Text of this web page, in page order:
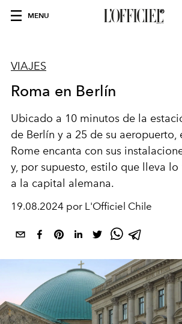
MENU
VIAJES
Roma en Berlín
Ubicado a 10 minutos de la
de Berlín y a 25 de su aeropuerto,
Rome encanta con sus
y, por supuesto, estilo que lleva
a la capital alemana.
19.08.2024 por L'Officiel Chile